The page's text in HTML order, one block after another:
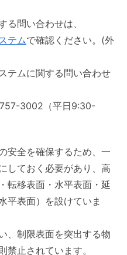
る問い合わせは、
テムで確認ください。(外
テムに関する問い合わせ
3002（平日9:30-
安全を確保するため、一
しておく必要があり、高
転移表面・水平表面・延
平表面）を設けていま
、制限表面を突出する物
禁止されています。